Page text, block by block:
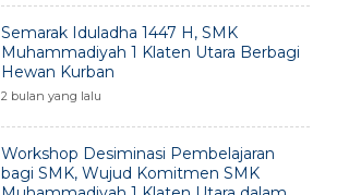
Semarak Iduladha 1447 H, SMK
Muhammadiyah 1 Klaten Utara Berbagi
Hewan Kurban
2 bulan yang lalu
Workshop Desiminasi Pembelajaran
bagi SMK, Wujud Komitmen SMK